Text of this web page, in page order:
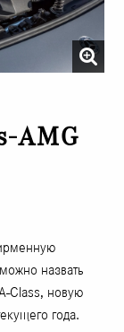
AMG
назвать
Class, новую
года.